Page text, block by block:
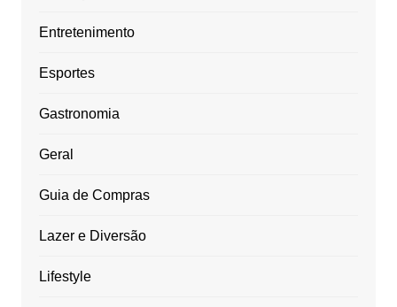
Entretenimento
Esportes
Gastronomia
Geral
Guia de Compras
Lazer e Diversão
Lifestyle